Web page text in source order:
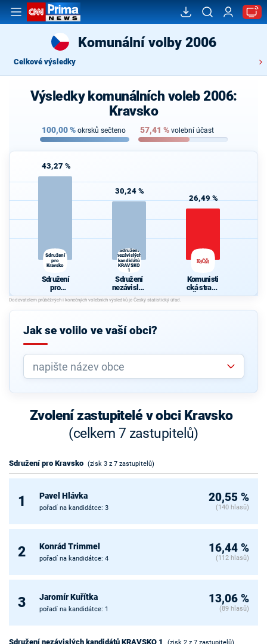
Komunální volby 2006
Celkové výsledky
Výsledky komunálních voleb 2006:
Kravsko
100,00% okrsků sečteno 57,41 % volební účast
43,27 %
Sdružení
pro
Kravsko
Sdružení
pro
Kravsko
30,24 %
Sdružení
nezávislých
kandidátů
KRAVSKO
1
Sdružení
nezávislýc
h
kandidátů
KRAVSKO
26,49 %
Komunisti
cká strana
Čech a
Jak se volilo ve vaší obci?
Zvolení zastupitelé v obci Kravsko
(celkem 7 zastupitelů)
Sdružení pro Kravsko (zisk 3 z 7 zastupitelů)
1 Pavel Hlávka
pořadí na kandidátce: 3
20,55 %
(140 hlasů)
2 Konrád Trimmel
pořadí na kandidátce: 4
16,44 %
(112 hlasů)
3 Jaromír Kuřítka
pořadí na kandidátce: 1
13,06 %
(89 hlasů)
Sdružení nezávislých kandidátů KRAVSKO 1 (zisk 2 z 7 zastupitelů)